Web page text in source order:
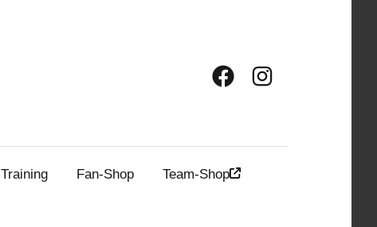
FacebookInstagram
Training Fan-Shop Team-Shop